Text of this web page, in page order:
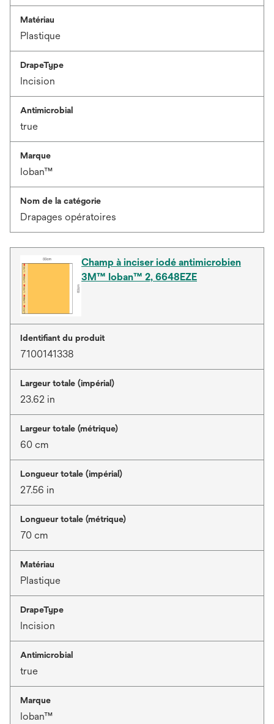
Matériau
Plastique
DrapeType
Incision
Antimicrobial
true
Marque
Ioban™
Nom de la catégorie
Drapages opératoires
Champ à inciser iodé antimicrobien
3M™ Ioban™ 2, 6648EZE
Identifiant du produit
7100141338
Largeur totale (impérial)
23.62 in
Largeur totale (métrique)
60 cm
Longueur totale (impérial)
27.56 in
Longueur totale (métrique)
70 cm
Matériau
Plastique
DrapeType
Incision
Antimicrobial
true
Marque
Ioban™